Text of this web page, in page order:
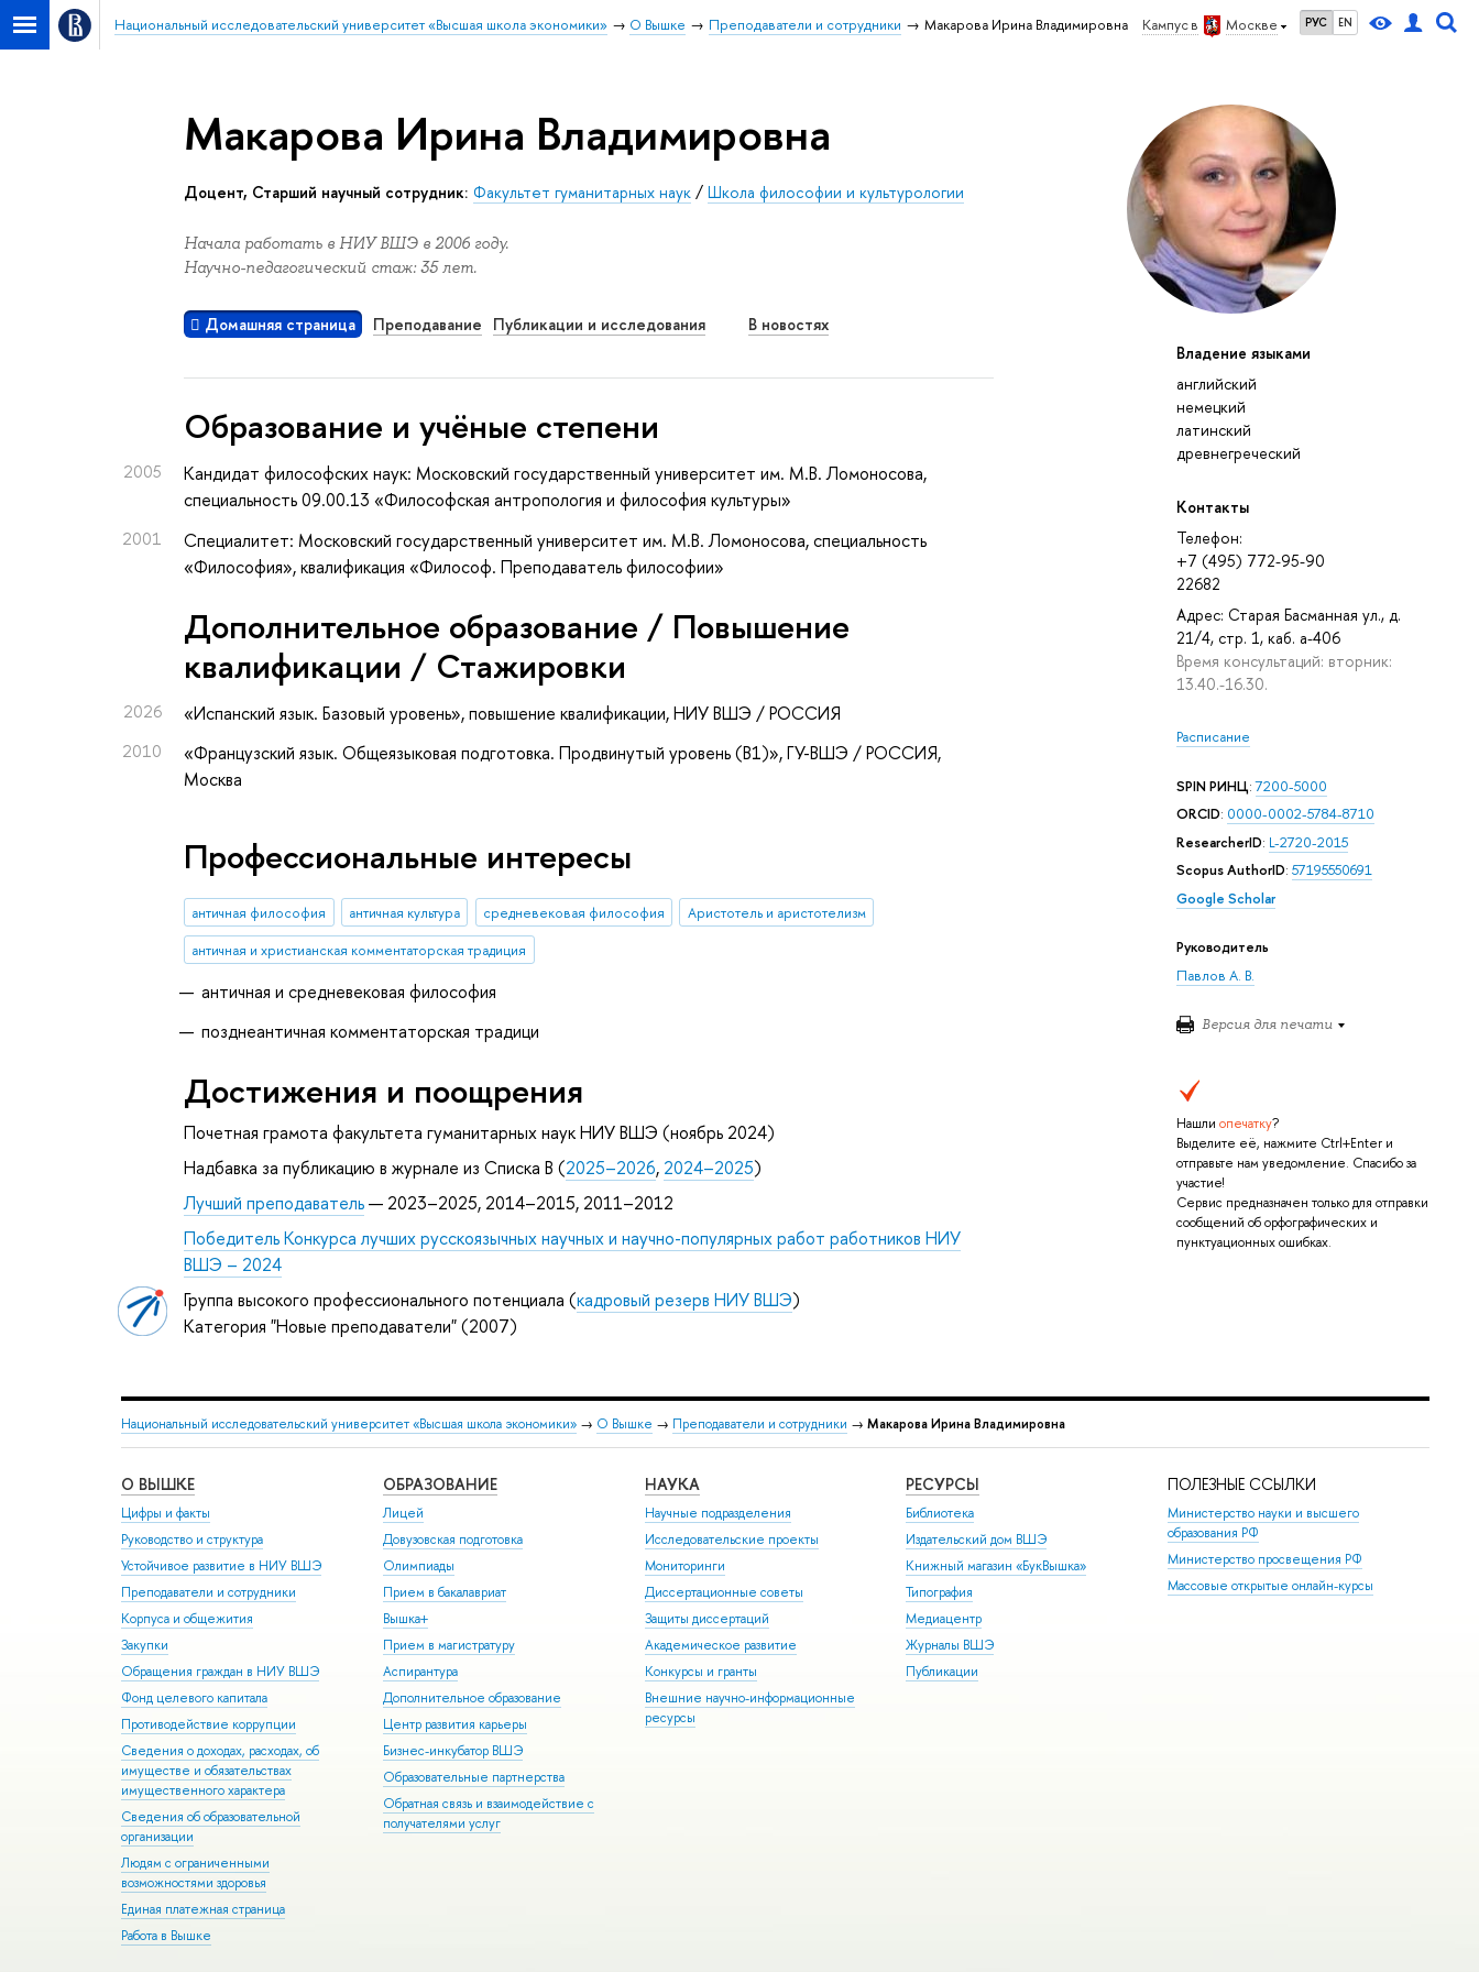
Кампус в Москве РУС EN
Национальный исследовательский университет «Высшая школа экономики» О Вышке Преподаватели и сотрудники Макарова Ирина Владимировна
Владение языками
английский
немецкий
латинский
древнегреческий
Контакты
Телефон:
+7 (495) 772-95-90
22682
Адрес: Старая Басманная ул., д.
21/4, стр. 1, каб. а-406
Время консультаций: вторник:
13.40.-16.30.
Расписание
SPIN РИНЦ:7200-5000
ORCID: 0000-0002-5784-8710
ResearcherID: L-2720-2015
Scopus AuthorID: 57195550691
Google Scholar
Руководитель
Павлов А. В.
Версия для печати
Нашли опечатку?
Выделите её, нажмите Ctrl+Enter и
отправьте нам уведомление. Спасибо за
участие!
Сервис предназначен только для отправки
сообщений об орфографических и
пунктуационных ошибках.
Макарова Ирина Владимировна
Доцент, Старший научный сотрудник: Факультет гуманитарных наук /Школа философии и культурологии
Начала работать в НИУ ВШЭ в 2006 году.
Научно-педагогический стаж: 35 лет.
Домашняя страница Преподавание Публикации и исследования В новостях
Oбразование и учёные степени
2005
Кандидат философских наук: Московский государственный университет им. М.В. Ломоносова,
специальность 09.00.13 «Философская антропология и философия культуры»
2001
Специалитет: Московский государственный университет им. М.В. Ломоносова, специальность
«Философия», квалификация «Философ. Преподаватель философии»
Дополнительное образование / Повышение
квалификации / Стажировки
2026 «Испанский язык. Базовый уровень», повышение квалификации, НИУ ВШЭ / РОССИЯ
2010 «Французский язык. Общеязыковая подготовка. Продвинутый уровень (В1)», ГУ-ВШЭ / РОССИЯ,
Москва
Профессиональные интересы
античная философия античная культура средневековая философия
Аристотель и аристотелизм
античная и христианская комментаторская традиция
античная и средневековая философия
позднеантичная комментаторская традици
Достижения и поощрения
Почетная грамота факультета гуманитарных наук НИУ ВШЭ (ноябрь 2024)
Надбавка за публикацию в журнале из Списка B (2025–2026, 2024–2025)
Лучший преподаватель— 2023–2025, 2014–2015, 2011–2012
Победитель Конкурса лучших русскоязычных научных и научно-популярных работ работников НИУ
ВШЭ – 2024
Группа высокого профессионального потенциала (кадровый резерв НИУ ВШЭ)
Категория "Новые преподаватели" (2007)
Национальный исследовательский университет «Высшая школа экономики» → О Вышке → Преподаватели и сотрудники → Макарова Ирина Владимировна
О ВЫШКЕ
Цифры и факты
Руководство и структура
Устойчивое развитие в НИУ ВШЭ
Преподаватели и сотрудники
Корпуса и общежития
Закупки
Обращения граждан в НИУ ВШЭ
Фонд целевого капитала
Противодействие коррупции
Сведения о доходах, расходах, об
имуществе и обязательствах
имущественного характера
Сведения об образовательной
организации
Людям с ограниченными
возможностями здоровья
Единая платежная страница
Работа в Вышке
ОБРАЗОВАНИЕ
Лицей
Довузовская подготовка
Олимпиады
Прием в бакалавриат
Вышка+
Прием в магистратуру
Аспирантура
Дополнительное образование
Центр развития карьеры
Бизнес-инкубатор ВШЭ
Образовательные партнерства
Обратная связь и взаимодействие с
получателями услуг
НАУКА
Научные подразделения
Исследовательские проекты
Мониторинги
Диссертационные советы
Защиты диссертаций
Академическое развитие
Конкурсы и гранты
Внешние научно-информационные
ресурсы
РЕСУРСЫ
Библиотека
Издательский дом ВШЭ
Книжный магазин «БукВышка»
Типография
Медиацентр
Журналы ВШЭ
Публикации
ПОЛЕЗНЫЕ ССЫЛКИ
Министерство науки и высшего
образования РФ
Министерство просвещения РФ
Массовые открытые онлайн-курсы